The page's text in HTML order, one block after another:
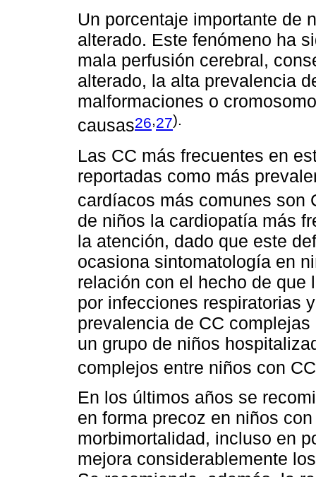
Un porcentaje importante de
alterado. Este fenómeno ha
mala perfusión cerebral,
alterado, la alta prevalencia
malformaciones o
causas26,27).
Las CC más frecuentes en
reportadas como más
cardíacos más comunes son
de niños la cardiopatía más
la atención, dado que este
ocasiona sintomatología en
relación con el hecho de
por infecciones respiratorias
prevalencia de CC
un grupo de niños
complejos entre niños con
En los últimos años se
en forma precoz en niños
morbimortalidad, incluso en
mejora considerablemente